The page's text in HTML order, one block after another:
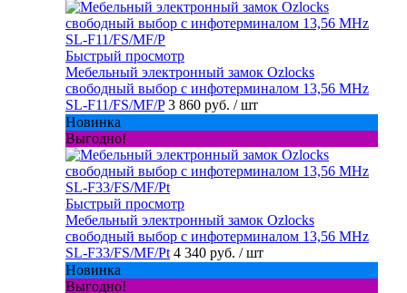
Быстрый просмотр
Мебельный электронный замок Ozlocks
свободный выбор с инфотерминалом 13,56 MHz
SL-F11/FS/MF/P 3 860 руб. / шт
Новинка
Выгодно!
Быстрый просмотр
Мебельный электронный замок Ozlocks
свободный выбор с инфотерминалом 13,56 MHz
SL-F33/FS/MF/Pt 4 340 руб. / шт
Новинка
Выгодно!